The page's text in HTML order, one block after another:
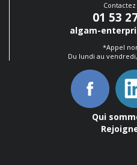
01 53
algam-
*Appel
Du lundi au
Qui